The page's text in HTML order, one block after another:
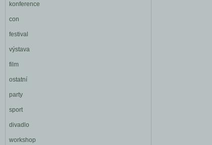
konference
con
festival
výstava
film
ostatní
party
sport
divadlo
workshop